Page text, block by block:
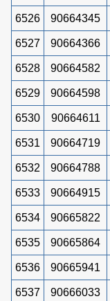
6526 90664345
6527 90664366
6528 90664582
6529 90664598
6530 90664611
6531 90664719
6532 90664788
6533 90664915
6534 90665822
6535 90665864
6536 90665941
6537 90666033